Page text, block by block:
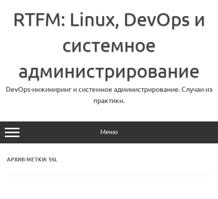
содержимому
RTFM: Linux, DevOps и
системное
администрирование
DevOps-инжиниринг и системное администрирование. Случаи из
практики.
Меню
АРХИВ МЕТКИ:SSL